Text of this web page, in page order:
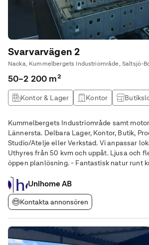
Svarvarvägen 2
50–2 200 m²
Kontor & Lager Kontor
Kummelbergets Industriområde samt
Lännersta. Delbara Lager, Kontor, Butik, Produktion,
Studio/Atelje eller Verkstad. Vi anpassar lokalen efter era behov.
Uthyres från 50 kvm och uppåt. Ljusa och
öppen planlösning. - Fantastisk natur
Unihome AB
Kontakta annonsören